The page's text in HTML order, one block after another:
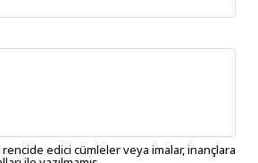
edici cümleler veya imalar, inançlara